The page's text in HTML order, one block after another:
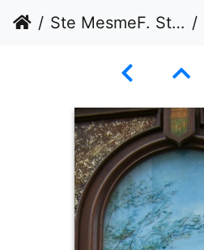
Ste MesmeF. St Arnoult janv 2012